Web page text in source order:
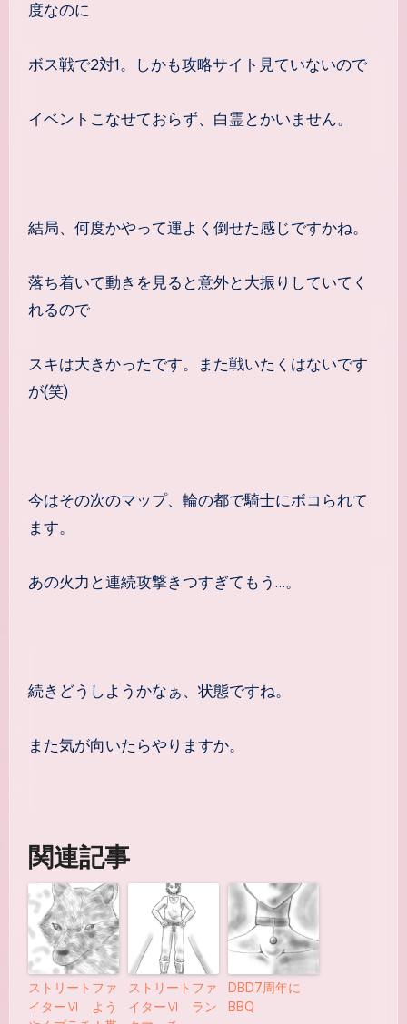
度なのに
ボス戦で2対1。しかも攻略サイト見ていないので
イベントこなせておらず、白霊とかいません。
結局、何度かやって運よく倒せた感じですかね。
落ち着いて動きを見ると意外と大振りしていてく
れるので
スキは大きかったです。また戦いたくはないです
が(笑)
今はその次のマップ、輪の都で騎士にボコられて
ます。
あの火力と連続攻撃きつすぎてもう…。
続きどうしようかなぁ、状態ですね。
また気が向いたらやりますか。
関連記事
ストリートファ
イターⅥ よう
ストリートファ
イターⅥ ラン
DBD7周年に
BBQ